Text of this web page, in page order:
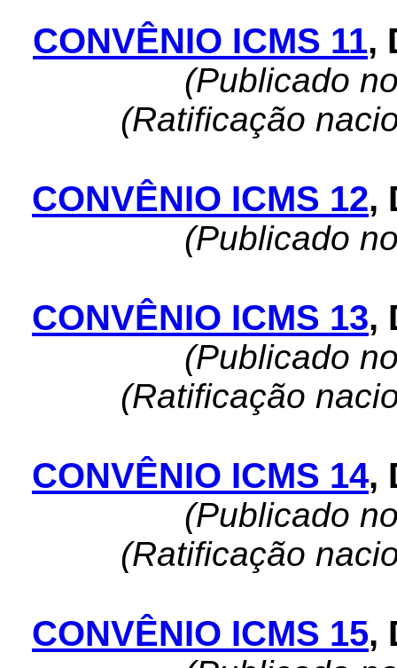
CONVÊNIO ICMS 11,
(Publicado
(Ratificação
CONVÊNIO ICMS 12,
(Publicado
CONVÊNIO ICMS 13,
(Publicado
(Ratificação
CONVÊNIO ICMS 14,
(Publicado
(Ratificação
CONVÊNIO ICMS 15,